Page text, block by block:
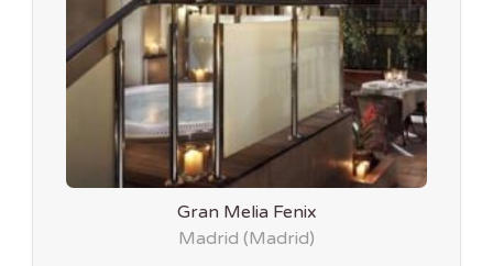
Gran Melia Fenix
Madrid (Madrid)